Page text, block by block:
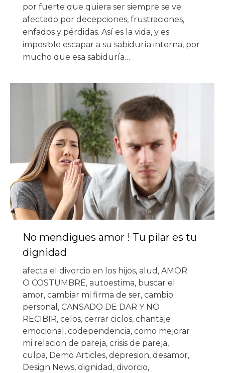
por fuerte que quiera ser siempre se ve
afectado por decepciones, frustraciones,
enfados y pérdidas. Así es la vida, y es
imposible escapar a su sabiduría interna, por
mucho que esa sabiduría…
No mendigues amor ! Tu pilar es tu
dignidad
afecta el divorcio en los hijos, alud , AMOR
O COSTUMBRE, autoestima, buscar el
amor, cambiar mi firma de ser, cambio
personal , CANSADO DE DAR Y NO
RECIBIR, celos, cerrar ciclos, chantaje
emocional , codependencia, como mejorar
mi relacion de pareja, crisis de pareja,
culpa, Demo Articles, depresion, desamor,
Design News, dignidad , divorcio,